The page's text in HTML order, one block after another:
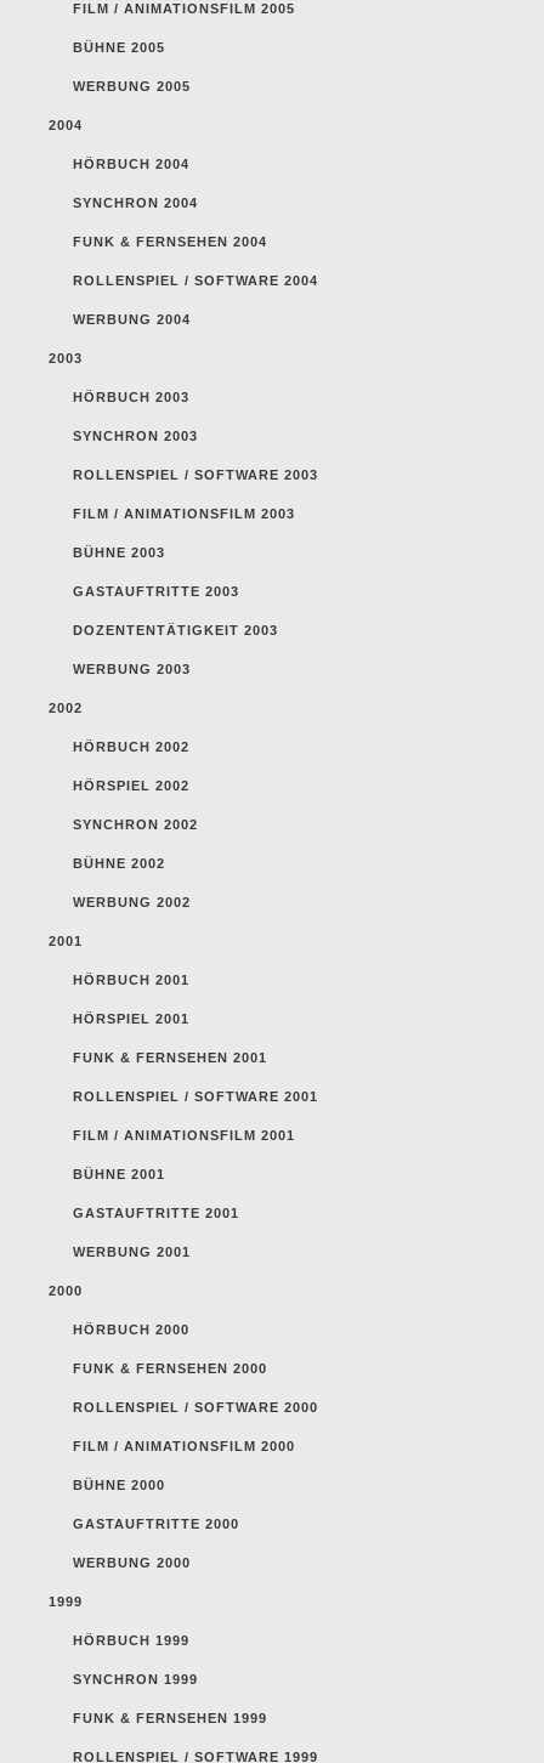
FILM / ANIMATIONSFILM 2005
BÜHNE 2005
WERBUNG 2005
2004
HÖRBUCH 2004
SYNCHRON 2004
FUNK & FERNSEHEN 2004
ROLLENSPIEL / SOFTWARE 2004
WERBUNG 2004
2003
HÖRBUCH 2003
SYNCHRON 2003
ROLLENSPIEL / SOFTWARE 2003
FILM / ANIMATIONSFILM 2003
BÜHNE 2003
GASTAUFTRITTE 2003
DOZENTENTÄTIGKEIT 2003
WERBUNG 2003
2002
HÖRBUCH 2002
HÖRSPIEL 2002
SYNCHRON 2002
BÜHNE 2002
WERBUNG 2002
2001
HÖRBUCH 2001
HÖRSPIEL 2001
FUNK & FERNSEHEN 2001
ROLLENSPIEL / SOFTWARE 2001
FILM / ANIMATIONSFILM 2001
BÜHNE 2001
GASTAUFTRITTE 2001
WERBUNG 2001
2000
HÖRBUCH 2000
FUNK & FERNSEHEN 2000
ROLLENSPIEL / SOFTWARE 2000
FILM / ANIMATIONSFILM 2000
BÜHNE 2000
GASTAUFTRITTE 2000
WERBUNG 2000
1999
HÖRBUCH 1999
SYNCHRON 1999
FUNK & FERNSEHEN 1999
ROLLENSPIEL / SOFTWARE 1999